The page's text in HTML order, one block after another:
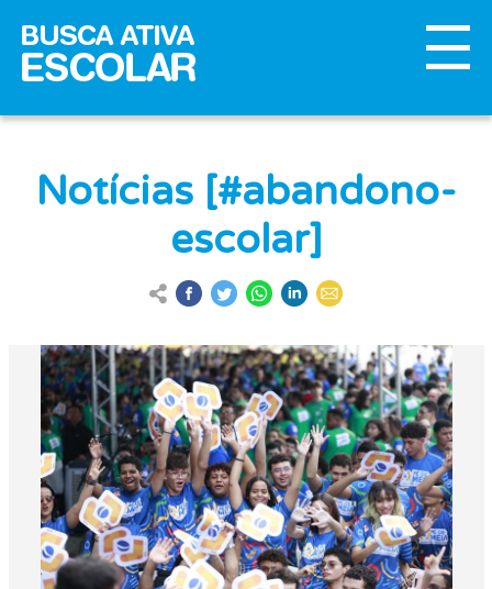
Notícias [#abandono-
escolar]